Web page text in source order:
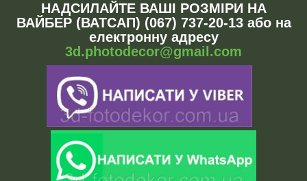
НАДСИЛАЙТЕ ВАШІ РОЗМІРИ НА
ВАЙБЕР (ВАТСАП) (067) 737-20-13 або на
електронну адресу
3d.photodecor@gmail.com